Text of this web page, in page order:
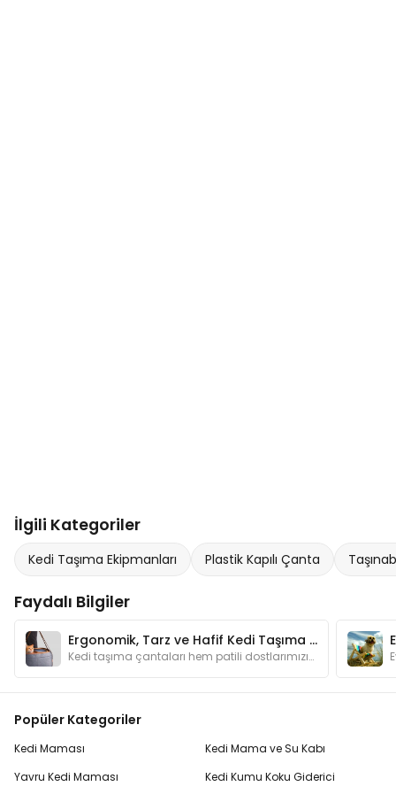
İlgili Kategoriler
Kedi Taşıma Ekipmanları Plastik Kapılı Çanta
Faydalı Bilgiler
Ergonomik, Tarz ve Hafif Kedi Taşıma Çantaları
Kedi taşıma çantaları hem patili dostlarımızın hem de bizlerin ihtiyaçlarına cevap verecek özel tasarımları ile hayat kurtaran çözümler sunarlar.
Popüler Kategoriler
Kedi Maması
Yavru Kedi Maması
Kedi Mama ve Su Kabı
Kedi Kumu Koku Giderici